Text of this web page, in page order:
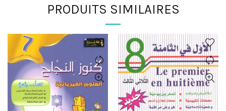
PRODUITS SIMILAIRES